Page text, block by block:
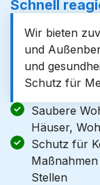
Schnell
Wir bieten
und
und
Schutz für
Saubere
Häuser,
Schutz für
Stellen